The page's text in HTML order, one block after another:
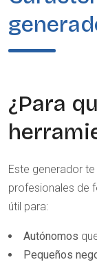
¿Para
Este generador
profesionales de
útil para:
Autónomos
Pequeños